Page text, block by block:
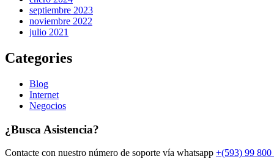
septiembre 2023
noviembre 2022
julio 2021
Categories
Blog
Internet
Negocios
¿Busca Asistencia?
Contacte con nuestro número de soporte vía whatsapp +(593) 99 800